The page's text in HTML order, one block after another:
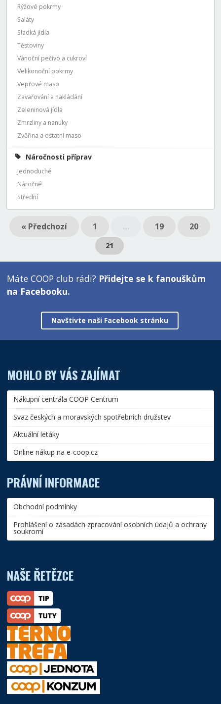
Rýžové pokrmy
Saláty
Sladká jídla
Těstoviny
Vánoční pečivo a cukroví
Velikonoční pokrmy
Vepřové maso
Zavařování a nakládání
Zeleninová jídla
Zmrzliny a nanuky
Zvěřina a ostatní maso
Náročnosti příprav
Jednoduché
Náročné
Střední
« Předchozí 1 … 19 20
21
Máte COOP club rádi? Přidejte se k fanouškům
na Facebooku.
Navštivte naši Facebook stránku
MOHLO BY VÁS ZAJÍMAT
Nákupní centrála COOP Centrum
Svaz českých a moravských spotřebních družstev
Aktuální letáky
Online nákup na e-coop.cz
PRÁVNÍ INFORMACE
Obchodní podmínky
Prohlášení o zásadách zpracování osobních údajů a ochrany
soukromí
NAŠE ŘETĚZCE